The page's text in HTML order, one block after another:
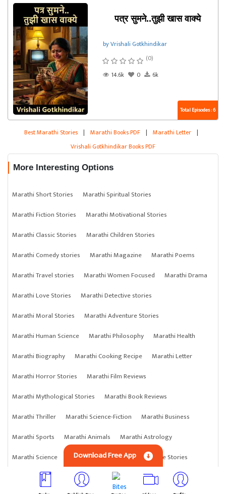
पत्र सुमने..तुझी खास वाक्ये
by Vrishali Gotkhindikar
(0)
14.6k
0 6k
Total Episodes : 6
Best Marathi Stories | Marathi Books PDF | Marathi Letter |
Vrishali Gotkhindikar Books PDF
More Interesting Options
Marathi Short Stories
Marathi Spiritual Stories
Marathi Fiction Stories
Marathi Motivational Stories
Marathi Classic Stories
Marathi Children Stories
Marathi Comedy stories
Marathi Magazine
Marathi Poems
Marathi Travel stories
Marathi Women Focused
Marathi Drama
Marathi Love Stories
Marathi Detective stories
Marathi Moral Stories
Marathi Adventure Stories
Marathi Human Science
Marathi Philosophy
Marathi Health
Marathi Biography
Marathi Cooking Recipe
Marathi Letter
Marathi Horror Stories
Marathi Film Reviews
Marathi Mythological Stories
Marathi Book Reviews
Marathi Thriller
Marathi Science-Fiction
Marathi Business
Marathi Sports
Marathi Animals
Marathi Astrology
Marathi Science
Marathi Anything Marathi Crime Stories
Download Free App